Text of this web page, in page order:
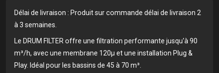
Délai de livraison : Produit sur commande délai de livraison 2
à 3 semaines.
Le DRUM FILTER offre une filtration performante jusqu'à 90
m³/h, avec une membrane 120µ et une installation Plug &
Play. Idéal pour les bassins de 45 à 70 m³.